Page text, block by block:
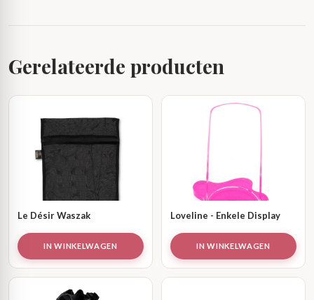
Gerelateerde producten
Le Désir Waszak
IN WINKELWAGEN
Loveline - Enkele Display
IN WINKELWAGEN